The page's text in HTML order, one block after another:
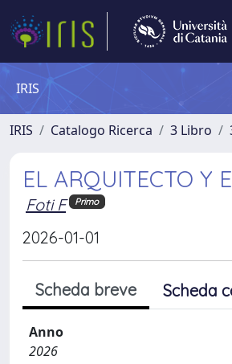
IRIS
IRIS Catalogo Ricerca 3 Libro
EL ARQUITECTO
Foti F Primo
2026-01-01
Scheda breve Scheda
Anno
2026